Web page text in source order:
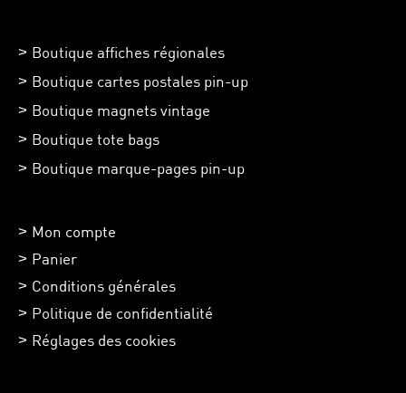
Boutique affiches régionales
Boutique cartes postales pin-up
Boutique magnets vintage
Boutique tote bags
Boutique marque-pages pin-up
Mon compte
Panier
Conditions générales
Politique de confidentialité
Réglages des cookies